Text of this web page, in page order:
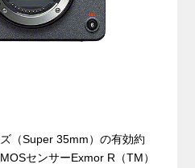
（Super 35mm）の有効約
センサーExmor R（TM）